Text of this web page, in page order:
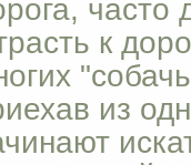
часто
к
из